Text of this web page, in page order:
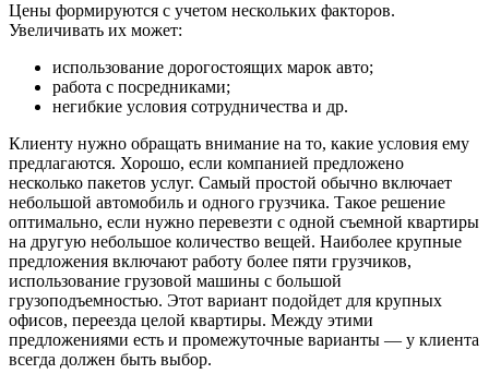
Цены формируются с учетом нескольких факторов.
Увеличивать их может:
использование дорогостоящих марок авто;
работа с посредниками;
негибкие условия сотрудничества и др.
Клиенту нужно обращать внимание на то, какие условия ему
предлагаются. Хорошо, если компанией предложено
несколько пакетов услуг. Самый простой обычно включает
небольшой автомобиль и одного грузчика. Такое решение
оптимально, если нужно перевезти с одной съемной квартиры
на другую небольшое количество вещей. Наиболее крупные
предложения включают работу более пяти грузчиков,
использование грузовой машины с большой
грузоподъемностью. Этот вариант подойдет для крупных
офисов, переезда целой квартиры. Между этими
предложениями есть и промежуточные варианты — у клиента
всегда должен быть выбор.